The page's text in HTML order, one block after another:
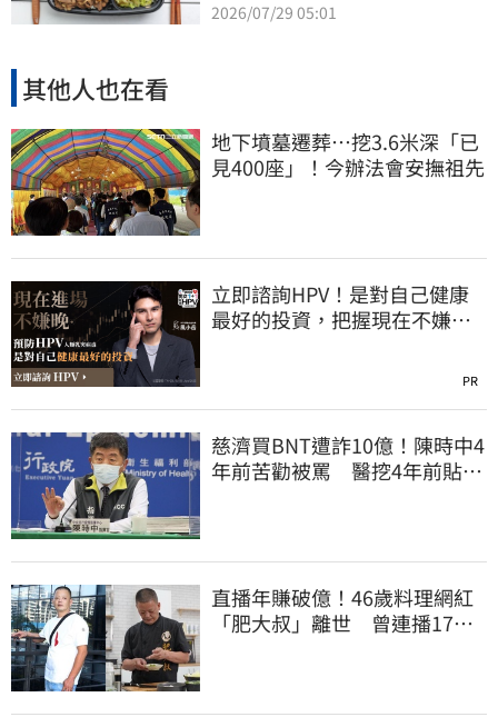
2026/07/29 05:01
其他人也在看
地下墳墓遷葬…挖3.6米深「已
見400座」！今辦法會安撫祖先
立即諮詢HPV！是對自己健康
最好的投資，把握現在不嫌
PR
慈濟買BNT遭詐10億！陳時中4
年前苦勸被罵 醫挖4年前貼
直播年賺破億！46歲料理網紅
「肥大叔」離世 曾連播17小